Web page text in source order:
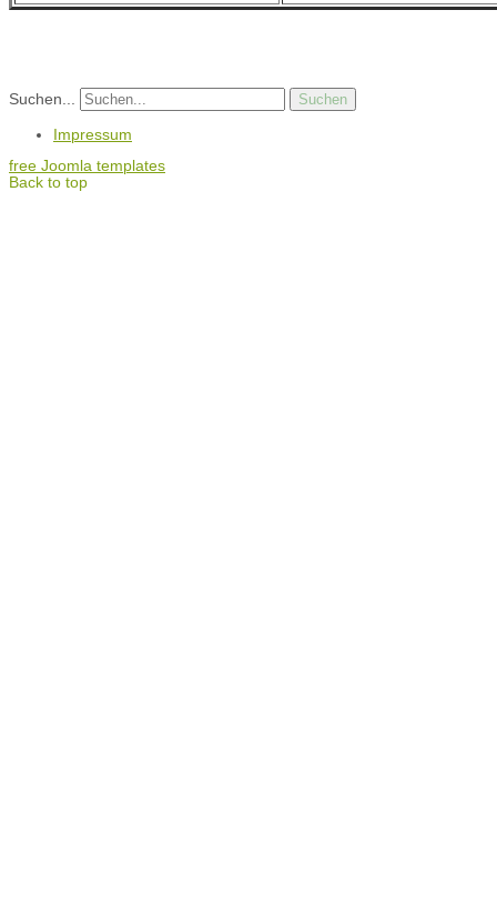
Suchen... Suchen
Impressum
free Joomla templates
Back to top